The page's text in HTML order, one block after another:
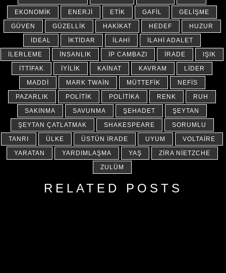
EKONOMIK
ENERJI ETIK GAFIL
GELIŞME
GÜVEN
GÜZELLIK HAKIKAT HEDEF
HUZUR
İDEAL
İKTIDAR İLAHI
İLAHI ADALET
İLERLEME
İNSANLIK İP CAMBAZI İRADE
IŞIK
İTTIFAK
İYILIK KAINAT KAVRAM
LIDER
MADDI
MARK TWAIN MÜTTEFIK
NEFIS
PAZARLIK
POLITIK POLITIKA RENK
RUH
SAKINMA
SAVUNMA ŞEHADET
ŞEYTAN
ŞEYTAN ÇATLATMAK
SHAKESPEARE
SORUMLU
TANRI
ÜLKE ÜSTÜN İRADE UYUM
VOLTAIRE
YARATAN
YARDIMLAŞMA YAŞ
ZIRA NIETZCHE
ZULÜM
RELATED POSTS